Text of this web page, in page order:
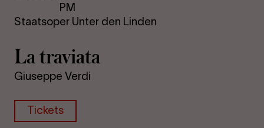
PM
Staatsoper Unter den Linden
La travi­ata
Giuseppe Verdi
Tickets